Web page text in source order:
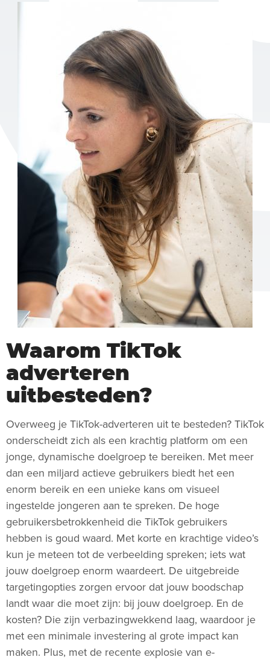
Waarom TikTok
adverteren
uitbesteden?
Overweeg je TikTok-adverteren uit te besteden? TikTok
onderscheidt zich als een krachtig platform om een
jonge, dynamische doelgroep te bereiken. Met meer
dan een miljard actieve gebruikers biedt het een
enorm bereik en een unieke kans om visueel
ingestelde jongeren aan te spreken. De hoge
gebruikersbetrokkenheid die TikTok gebruikers
hebben is goud waard. Met korte en krachtige video’s
kun je meteen tot de verbeelding spreken; iets wat
jouw doelgroep enorm waardeert. De uitgebreide
targetingopties zorgen ervoor dat jouw boodschap
landt waar die moet zijn: bij jouw doelgroep. En de
kosten? Die zijn verbazingwekkend laag, waardoor je
met een minimale investering al grote impact kan
maken. Plus, met de recente explosie van e-